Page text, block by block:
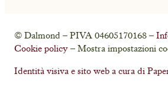
© Dalmond – PIVA 04605170168 –
Cookie policy – Mostra impostazioni
Identità visiva e sito web a cura di